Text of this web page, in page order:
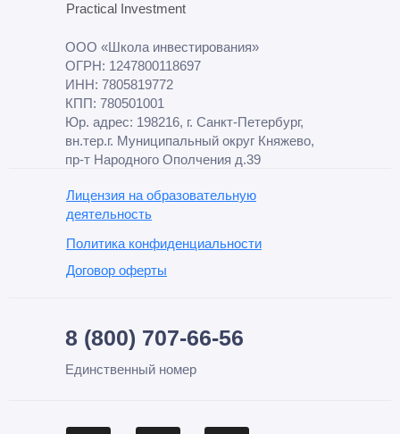
Practical Investment
ООО «Школа инвестирования»
ОГРН: 1247800118697
ИНН: 7805819772
КПП: 780501001
Юр. адрес: 198216, г. Санкт-Петербург,
вн.тер.г. Муниципальный округ Княжево,
пр-т Народного Ополчения д.39
Лицензия на образовательную
деятельность
Политика конфиденциальности
Договор оферты
8 (800) 707-66-56
Единственный номер